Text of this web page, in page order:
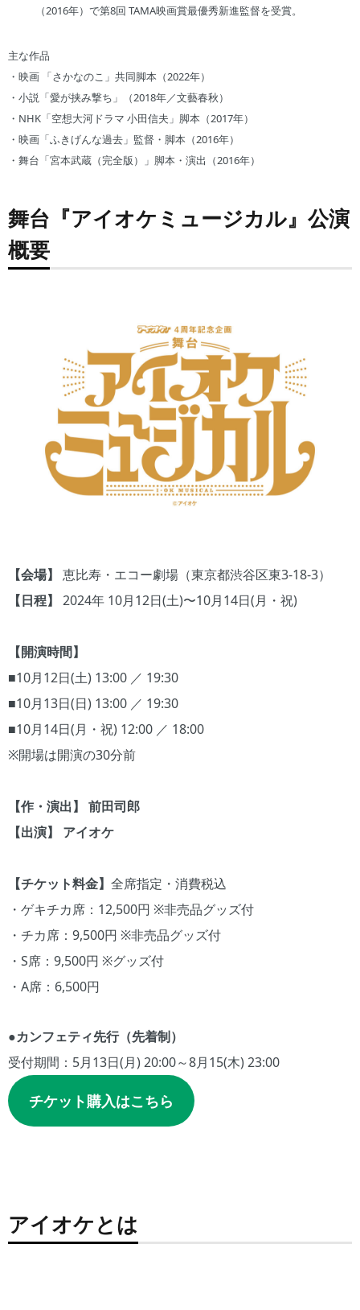
（2016年）で第8回 TAMA映画賞最優秀新進監督を受賞。
主な作品
・映画 「さかなのこ」共同脚本（2022年）
・小説「愛が挟み撃ち」（2018年／文藝春秋）
・NHK「空想大河ドラマ 小田信夫」脚本（2017年）
・映画「ふきげんな過去」監督・脚本（2016年）
・舞台「宮本武蔵（完全版）」脚本・演出（2016年）
舞台『アイオケミュージカル』公演
概要
【会場】
恵比寿・エコー劇場（東京都渋谷区東3-18-3）
【日程】
2024年 10月12日(土)〜10月14日(月・祝)
【開演時間】
■10月12日(土) 13:00 ／ 19:30
■10月13日(日) 13:00 ／ 19:30
■10月14日(月・祝) 12:00 ／ 18:00
※開場は開演の30分前
【作・演出】 前田司郎
【出演】 アイオケ
【チケット料金】 全席指定・消費税込
・ゲキチカ席：12,500円 ※非売品グッズ付
・チカ席：9,500円 ※非売品グッズ付
・S席：9,500円 ※グッズ付
・A席：6,500円
●カンフェティ先行（先着制）
受付期間：5月13日(月) 20:00～8月15(木) 23:00
チケット購入はこちら
アイオケとは